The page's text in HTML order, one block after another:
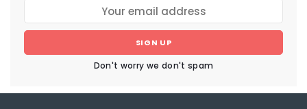
SIGN UP
Don't worry we don't spam